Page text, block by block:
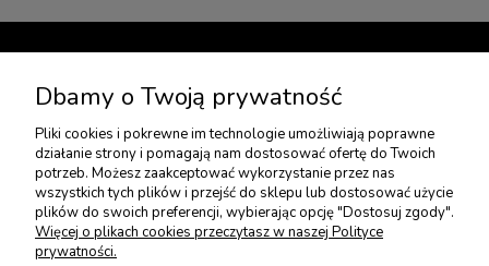
USŁUGI DODATKOWE
PŁATNOŚCI I DOSTAWA
Dbamy o Twoją prywatność
Pliki cookies i pokrewne im technologie umożliwiają poprawne
działanie strony i pomagają nam dostosować ofertę do Twoich
potrzeb. Możesz zaakceptować wykorzystanie przez nas
wszystkich tych plików i przejść do sklepu lub dostosować użycie
plików do swoich preferencji, wybierając opcję "Dostosuj zgody".
Więcej o plikach cookies przeczytasz w naszej Polityce
prywatności.